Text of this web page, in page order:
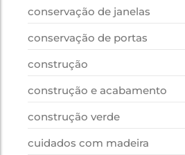
conservação de janelas
conservação de portas
construção
construção e acabamento
construção verde
cuidados com madeira